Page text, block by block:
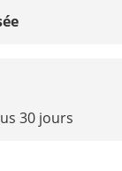
30 jours